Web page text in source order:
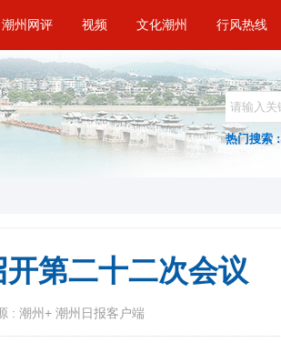
潮州网评 视频 文化潮州 行风热线
热门搜索 :
第二十二次会议
: 潮州+ 潮州日报客户端